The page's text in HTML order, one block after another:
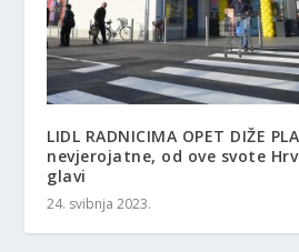
LIDL RADNICIMA OPET DIŽE
nevjerojatne, od ove svote
glavi
24. svibnja 2023.